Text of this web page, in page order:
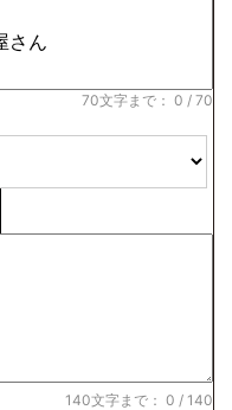
70文字まで： 0 / 70
140文字まで： 0 / 140